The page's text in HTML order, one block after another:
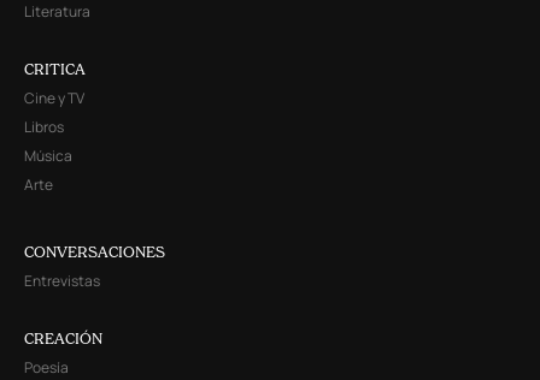
Literatura
CRITICA
Cine y TV
Libros
Música
Arte
CONVERSACIONES
Entrevistas
CREACIÓN
Poesía